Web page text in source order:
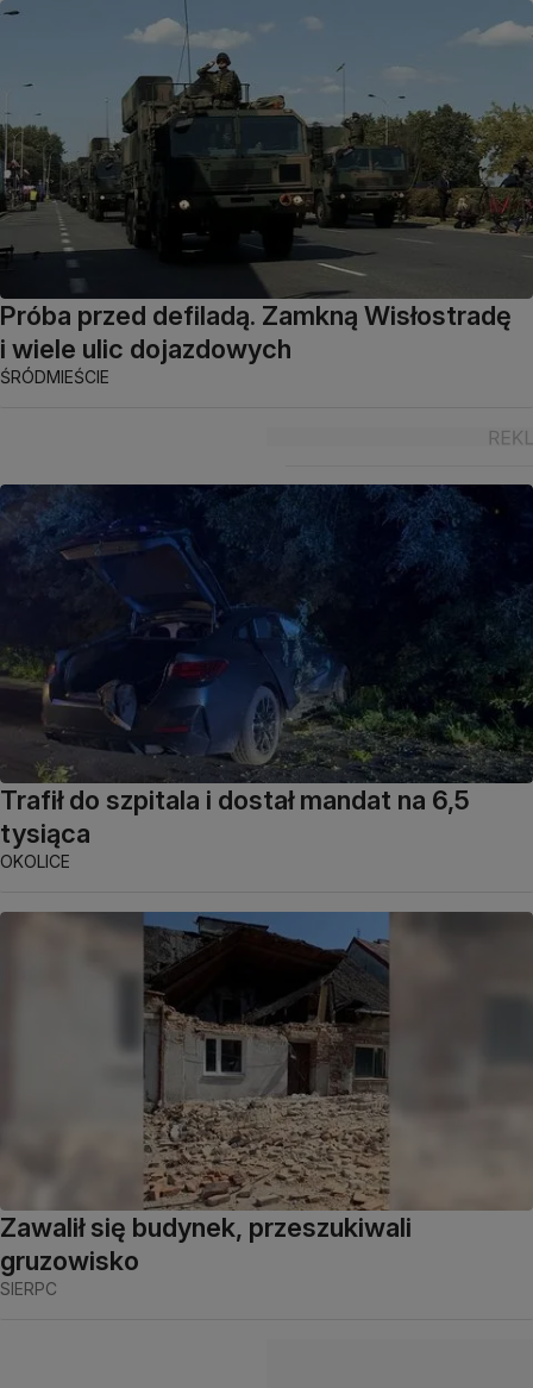
Próba przed defiladą. Zamkną Wisłostradę
i wiele ulic dojazdowych
ŚRÓDMIEŚCIE
Trafił do szpitala i dostał mandat na 6,5
tysiąca
OKOLICE
Zawalił się budynek, przeszukiwali
gruzowisko
SIERPC